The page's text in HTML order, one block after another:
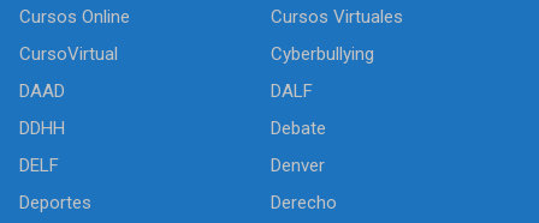
Cursos Online
Cursos Virtuales
CursoVirtual
Cyberbullying
DAAD
DALF
DDHH
Debate
DELF
Denver
Deportes
Derecho